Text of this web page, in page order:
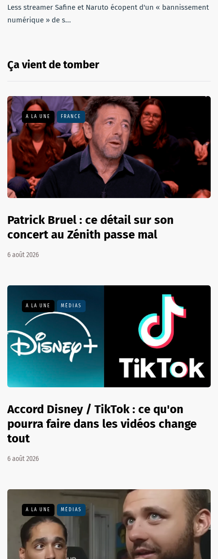
Less streamer Safine et Naruto écopent d'un « bannissement
numérique » de s...
Ça vient de tomber
A LA UNE FRANCE
Patrick Bruel : ce détail sur son
concert au Zénith passe mal
6 août 2026
A LA UNE MÉDIAS
Accord Disney / TikTok : ce qu'on
pourra faire dans les vidéos change
tout
6 août 2026
A LA UNE MÉDIAS